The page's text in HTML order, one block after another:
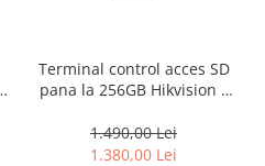
Terminal control acces SD
pana la 256GB Hikvision –
amprenta + pin
1.490,00 Lei
1.380,00 Lei